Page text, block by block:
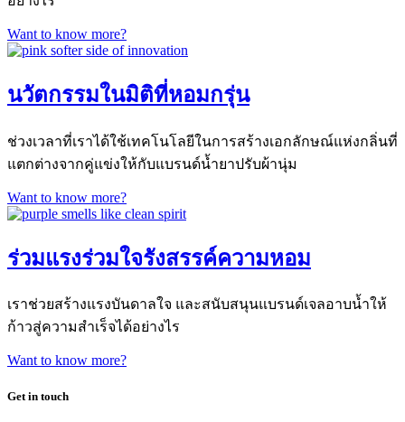
Want to know more?
นวัตกรรมในมิติที่หอมกรุ่น
ช่วงเวลาที่เราได้ใช้เทคโนโลยีในการสร้างเอกลักษณ์แห่งกลิ่นที่
แตกต่างจากคู่แข่งให้กับแบรนด์น้ำยาปรับผ้านุ่ม
Want to know more?
ร่วมแรงร่วมใจรังสรรค์ความหอม
เราช่วยสร้างแรงบันดาลใจ และสนับสนุนแบรนด์เจลอาบน้ำให้
ก้าวสู่ความสำเร็จได้อย่างไร
Want to know more?
Get in touch